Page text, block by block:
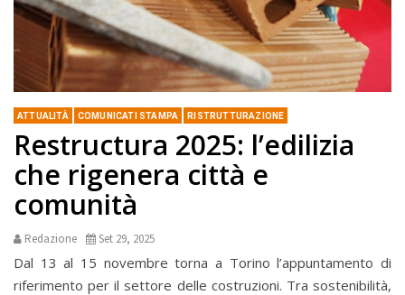
ATTUALITÀ COMUNICATI STAMPA RISTRUTTURAZIONE
Restructura 2025: l’edilizia
che rigenera città e
comunità
Redazione Set 29, 2025
Dal 13 al 15 novembre torna a Torino l’appuntamento di
riferimento per il settore delle costruzioni. Tra sostenibilità,